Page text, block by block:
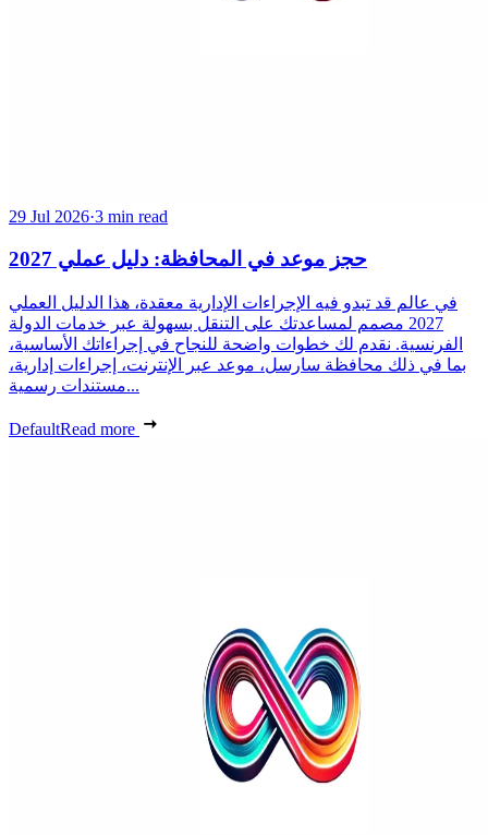
29 Jul 2026·3 min read
حجز موعد في المحافظة: دليل عملي 2027
في عالم قد تبدو فيه الإجراءات الإدارية معقدة، هذا الدليل العملي
2027 مصمم لمساعدتك على التنقل بسهولة عبر خدمات الدولة
الفرنسية. نقدم لك خطوات واضحة للنجاح في إجراءاتك الأساسية،
بما في ذلك محافظة سارسل، موعد عبر الإنترنت، إجراءات إدارية،
مستندات رسمية...
DefaultRead more